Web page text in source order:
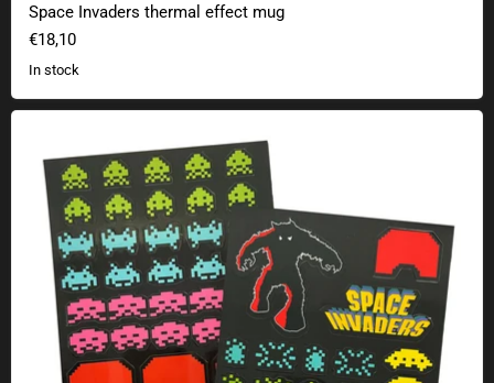
Space Invaders thermal effect mug
€18,10
In stock